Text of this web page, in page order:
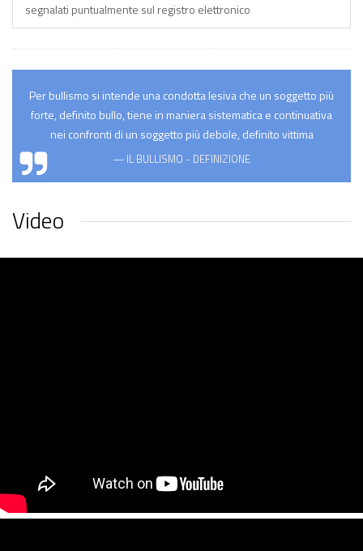
segnalati puntualmente sul registro elettronico
Per bullismo si intende una condotta lesiva che un soggetto più
forte, definito bullo, tiene in maniera sistematica e continuativa
nei confronti di un soggetto più debole, definito vittima
IL BULLISMO - DEFINIZIONE
Video